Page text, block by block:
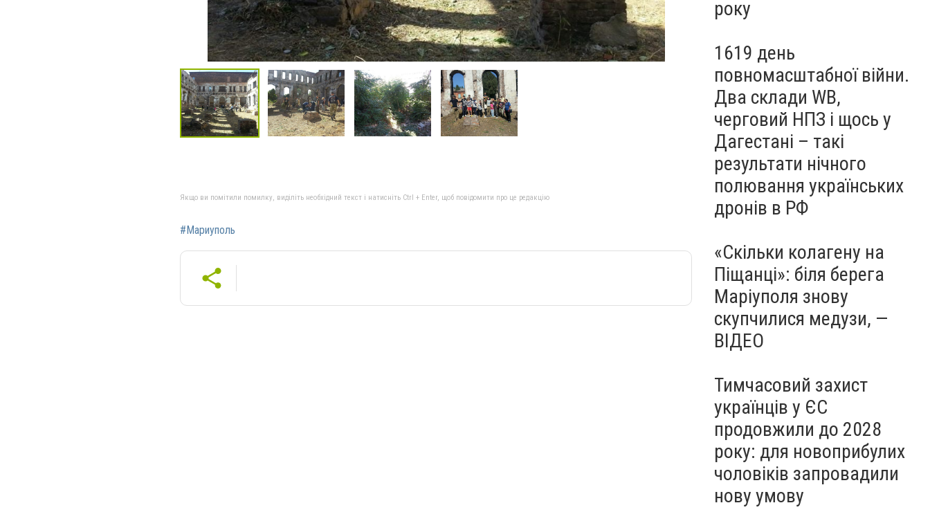
Якщо ви помітили помилку, виділіть необхідний текст і натисніть Ctrl + Enter, щоб повідомити про це редакцію
#Мариуполь
року
1619 день
повномасштабної війни.
Два склади WB,
черговий НПЗ і щось у
Дагестані – такі
результати нічного
полювання українських
дронів в РФ
«Скільки колагену на
Піщанці»: біля берега
Маріуполя знову
скупчилися медузи, —
ВІДЕО
Тимчасовий захист
українців у ЄС
продовжили до 2028
року: для новоприбулих
чоловіків запровадили
нову умову